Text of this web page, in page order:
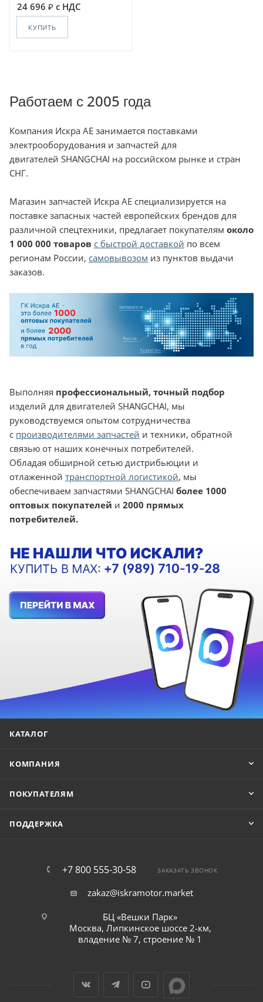
24 696 с НДС
КУПИТЬ
Работаем с 2005 года
Компания Искра АЕ занимается поставками
электрооборудования и запчастей для
двигателей SHANGCHAI на российском рынке и стран
СНГ.
Магазин запчастей Искра АЕ специализируется на
поставке запасных частей европейских брендов для
различной спецтехники, предлагает покупателям около
1 000 000 товаров с быстрой доставкой по всем
регионам России, самовывозом из пунктов выдачи
заказов.
Выполняя профессиональный, точный подбор
изделий для двигателей SHANGCHAI, мы
руководствуемся опытом сотрудничества
с производителями запчастей и техники, обратной
связью от наших конечных потребителей.
Обладая обширной сетью дистрибьюции и
отлаженной транспортной логистикой, мы
обеспечиваем запчастями SHANGCHAI более 1000
оптовых покупателей и 2000 прямых
потребителей.
КАТАЛОГ
КОМПАНИЯ
ПОКУПАТЕЛЯМ
ПОДДЕРЖКА
+7 800 555-30-58 ЗАКАЗАТЬ ЗВОНОК
zakaz@iskramotor.market
БЦ «Вешки Парк»
Москва, Липкинское шоссе 2-км,
владение № 7, строение № 1